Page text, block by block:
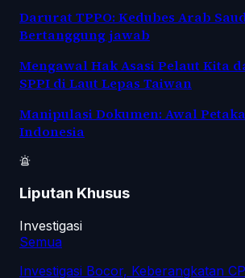
Darurat TPPO: Kedubes Arab
Bertanggung jawab
Mengawal Hak Asasi Pelaut Kita
SPPI di Laut Lepas Taiwan
Manipulasi Dokumen: Awal
Indonesia
Liputan Khusus
Investigasi
Semua
Investigasi Bocor, Keberangkatan